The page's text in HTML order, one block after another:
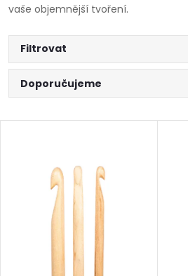
vaše objemnější tvoření.
Filtrovat
Ř
a
Doporučujeme
Abecedně